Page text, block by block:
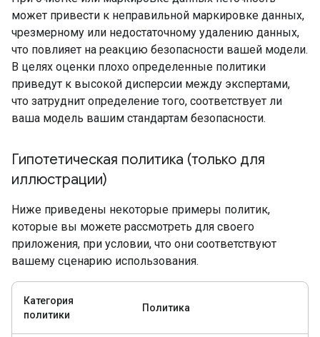
может привести к неправильной маркировке данных,
чрезмерному или недостаточному удалению данных,
что повлияет на реакцию безопасности вашей модели.
В целях оценки плохо определенные политики
приведут к высокой дисперсии между экспертами,
что затруднит определение того, соответствует ли
ваша модель вашим стандартам безопасности.
Гипотетическая политика (только для
иллюстрации)
Ниже приведены некоторые примеры политик,
которые вы можете рассмотреть для своего
приложения, при условии, что они соответствуют
вашему сценарию использования.
Категория
политики
Политика